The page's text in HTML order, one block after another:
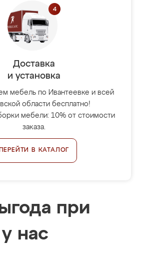
Доставка
и установка
мебель по Ивантеевке и всей
области бесплатно!
мебели: 10% от стоимости
заказа.
ПЕРЕЙТИ В КАТАЛОГ
при
нас